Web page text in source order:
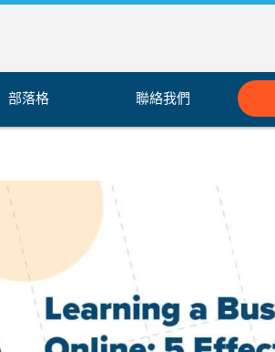
部落格 聯絡我們